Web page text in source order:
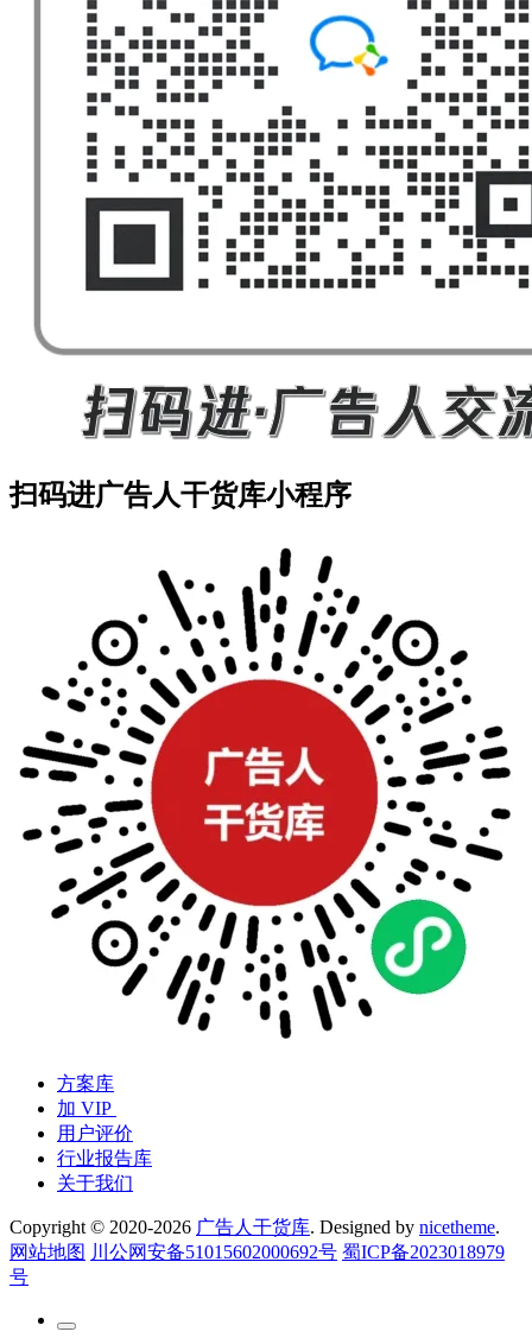
扫码进广告人干货库小程序
方案库
加 VIP
用户评价
行业报告库
关于我们
Copyright © 2020-2026 广告人干货库. Designed by nicetheme.
网站地图 川公网安备51015602000692号 蜀ICP备2023018979
号